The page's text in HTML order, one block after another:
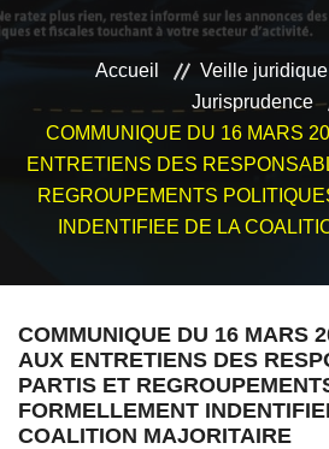
Accueil
Veille
Jurisprudence
COMMUNIQUE DU 16 MARS
ENTRETIENS DES
REGROUPEMENTS
INDENTIFIEE DE LA
COMMUNIQUE DU 16 MARS
AUX ENTRETIENS DES
PARTIS ET
FORMELLEMENT
COALITION MAJORITAIRE